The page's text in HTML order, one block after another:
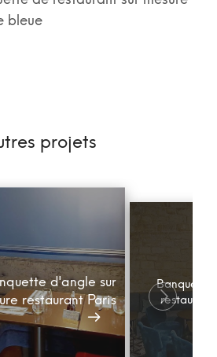
bleue
projets
d'angle sur
restaurant Paris
Banquette
restaurant